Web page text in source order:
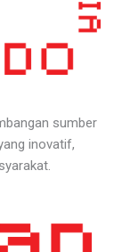
sumber
inovatif,